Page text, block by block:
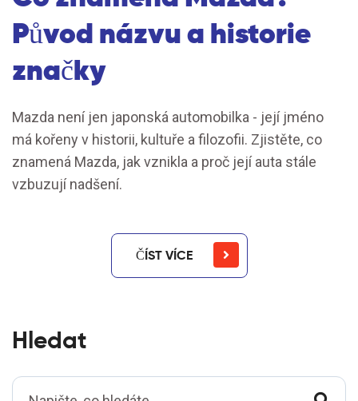
Původ názvu a historie
značky
Mazda není jen japonská automobilka - její jméno
má kořeny v historii, kultuře a filozofii. Zjistěte, co
znamená Mazda, jak vznikla a proč její auta stále
vzbuzují nadšení.
ČÍST VÍCE
Hledat